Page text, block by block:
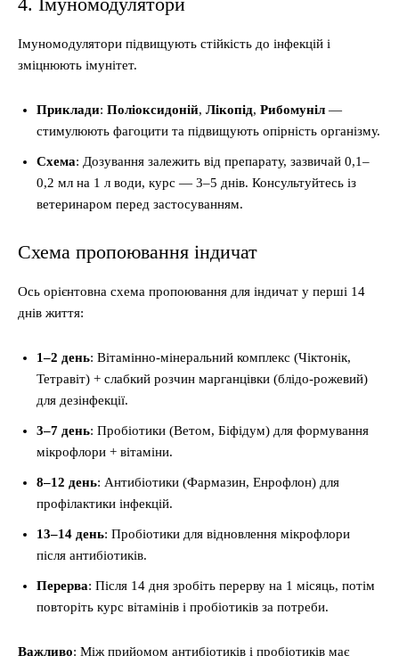
Імуномодулятори підвищують стійкість до інфекцій і
зміцнюють імунітет.
Приклади: Поліоксидоній, Лікопід, Рибомуніл —
стимулюють фагоцити та підвищують опірність організму.
Схема: Дозування залежить від препарату, зазвичай 0,1–
0,2 мл на 1 л води, курс — 3–5 днів. Консультуйтесь із
ветеринаром перед застосуванням.
Схема пропоювання індичат
Ось орієнтовна схема пропоювання для індичат у перші 14
днів життя:
1–2 день: Вітамінно-мінеральний комплекс (Чіктонік,
Тетравіт) + слабкий розчин марганцівки (блідо-рожевий)
для дезінфекції.
3–7 день: Пробіотики (Ветом, Біфідум) для формування
мікрофлори + вітаміни.
8–12 день: Антибіотики (Фармазин, Енрофлон) для
профілактики інфекцій.
13–14 день: Пробіотики для відновлення мікрофлори
після антибіотиків.
Перерва: Після 14 дня зробіть перерву на 1 місяць, потім
повторіть курс вітамінів і пробіотиків за потреби.
Важливо: Між прийомом антибіотиків і пробіотиків має